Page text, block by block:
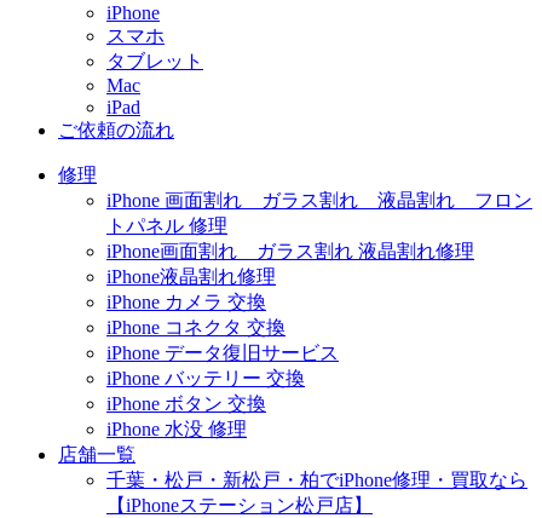
iPhone
スマホ
タブレット
Mac
iPad
ご依頼の流れ
修理
iPhone 画面割れ ガラス割れ 液晶割れ フロン
トパネル 修理
iPhone画面割れ ガラス割れ 液晶割れ修理
iPhone液晶割れ修理
iPhone カメラ 交換
iPhone コネクタ 交換
iPhone データ復旧サービス
iPhone バッテリー 交換
iPhone ボタン 交換
iPhone 水没 修理
店舗一覧
千葉・松戸・新松戸・柏でiPhone修理・買取なら
【iPhoneステーション松戸店】